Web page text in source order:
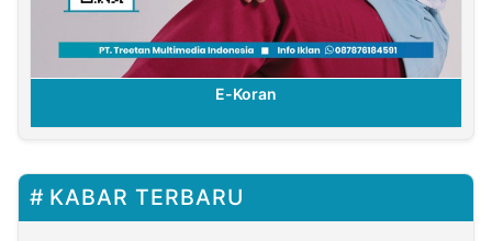
E-Koran
KABAR TERBARU